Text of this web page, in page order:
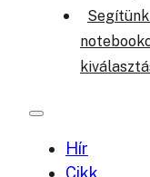
Hír
Cikk